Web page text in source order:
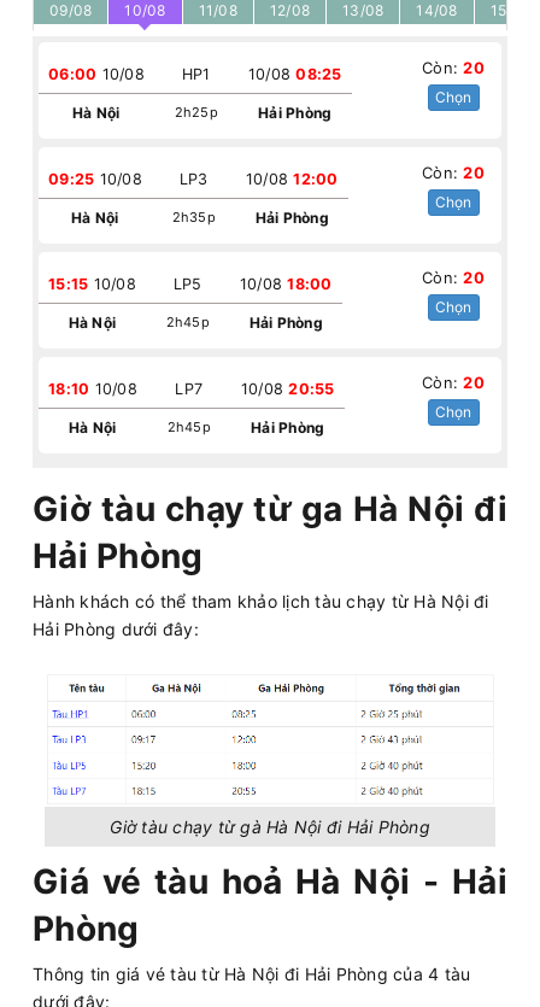
09/08 10/08 11/08 12/08 13/08 14/08 15/08
06:00 10/08
Hà Nội
HP1
2h25p
10/0808:25
Hải Phòng
Còn:20
Chọn
09:25 10/08
Hà Nội
LP3
2h35p
10/0812:00
Hải Phòng
Còn:20
Chọn
15:15 10/08
Hà Nội
LP5
2h45p
10/0818:00
Hải Phòng
Còn:20
Chọn
18:10 10/08
Hà Nội
LP7
2h45p
10/0820:55
Hải Phòng
Còn:20
Chọn
Giờ tàu chạy từ ga Hà Nội đi
Hải Phòng
Hành khách có thể tham khảo lịch tàu chạy từ Hà Nội đi
Hải Phòng dưới đây:
Giờ tàu chạy từ gà Hà Nội đi Hải Phòng
Giá vé tàu hoả Hà Nội - Hải
Phòng
Thông tin giá vé tàu từ Hà Nội đi Hải Phòng của 4 tàu
dưới đây: